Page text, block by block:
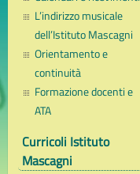
L’indirizzo musicale
dell’Istituto Mascagni
Orientamento e
continuità
Formazione docenti e
ATA
Curricoli Istituto
Mascagni